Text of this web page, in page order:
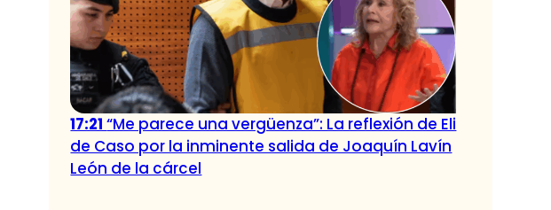
17:21“Me parece una vergüenza”: La reflexión de Eli
de Caso por la inminente salida de Joaquín Lavín
León de la cárcel